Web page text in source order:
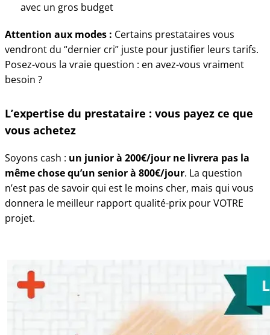
avec un gros budget
Attention aux modes : Certains prestataires vous
vendront du “dernier cri” juste pour justifier leurs tarifs.
Posez-vous la vraie question : en avez-vous vraiment
besoin ?
L’expertise du prestataire : vous payez ce que
vous achetez
Soyons cash : un junior à 200€/jour ne livrera pas la
même chose qu’un senior à 800€/jour. La question
n’est pas de savoir qui est le moins cher, mais qui vous
donnera le meilleur rapport qualité-prix pour VOTRE
projet.